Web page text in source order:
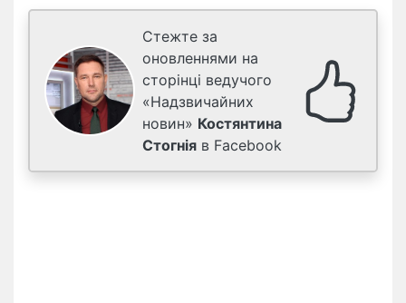
Стежте за
оновленнями на
сторінці ведучого
«Надзвичайних
новин» Костянтина
Стогнія в Facebook